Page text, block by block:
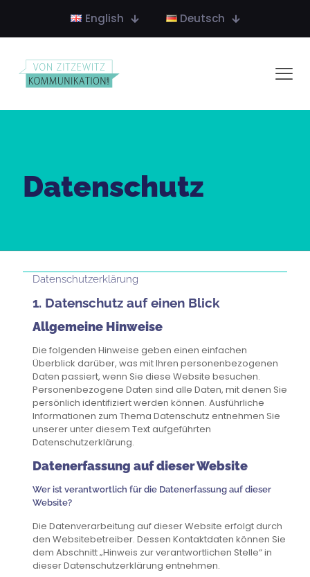
English Deutsch
Datenschutz
Datenschutz­erklärung
1. Datenschutz auf einen Blick
Allgemeine Hinweise
Die folgenden Hinweise geben einen einfachen
Überblick darüber, was mit Ihren personenbezogenen
Daten passiert, wenn Sie diese Website besuchen.
Personenbezogene Daten sind alle Daten, mit denen Sie
persönlich identifiziert werden können. Ausführliche
Informationen zum Thema Datenschutz entnehmen Sie
unserer unter diesem Text aufgeführten
Datenschutzerklärung.
Datenerfassung auf dieser Website
Wer ist verantwortlich für die Datenerfassung auf dieser
Website?
Die Datenverarbeitung auf dieser Website erfolgt durch
den Websitebetreiber. Dessen Kontaktdaten können Sie
dem Abschnitt „Hinweis zur verantwortlichen Stelle“ in
dieser Datenschutzerklärung entnehmen.